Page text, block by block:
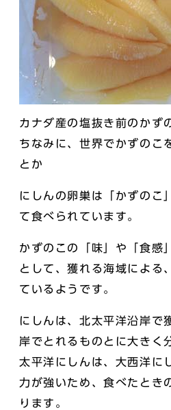
カナダ産の塩抜き前のかず
ちなみに、世界でかずのこ
とか
にしんの卵巣は「かずのこ
て食べられています。
かずのこの「味」や「食感
として、獲れる海域による
ているようです。
にしんは、北太平洋沿岸で
岸でとれるものとに大きく
太平洋にしんは、大西洋に
力が強いため、食べたとき
ります。